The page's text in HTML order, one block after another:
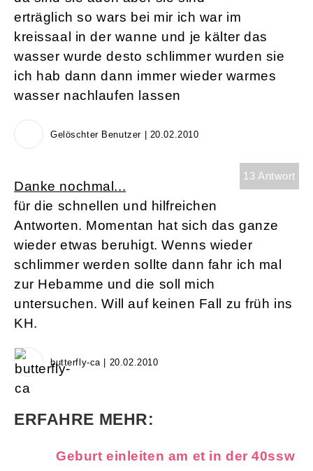
erträglich so wars bei mir ich war im
kreissaal in der wanne und je kälter das
wasser wurde desto schlimmer wurden sie
ich hab dann dann immer wieder warmes
wasser nachlaufen lassen
Gelöschter Benutzer | 20.02.2010
13 Antwort
Danke nochmal...
für die schnellen und hilfreichen
Antworten. Momentan hat sich das ganze
wieder etwas beruhigt. Wenns wieder
schlimmer werden sollte dann fahr ich mal
zur Hebamme und die soll mich
untersuchen. Will auf keinen Fall zu früh ins
KH.
butterfly-ca | 20.02.2010
ERFAHRE MEHR:
Geburt einleiten am et in der 40ssw